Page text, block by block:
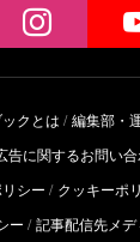
クとは
編集部・
告に関するお問い
シー
クッキーポ
ー
記事配信先メデ